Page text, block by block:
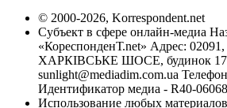
© 2000-2026, Korrespondent.net
Субъект в сфере онлайн-медиа
«КореспонденТ.net» Адрес: 02091,
ХАРКІВСЬКЕ ШОСЕ, будинок
sunlight@mediadim.com.ua
Идентификатор медиа - R40-06068
Использование любых